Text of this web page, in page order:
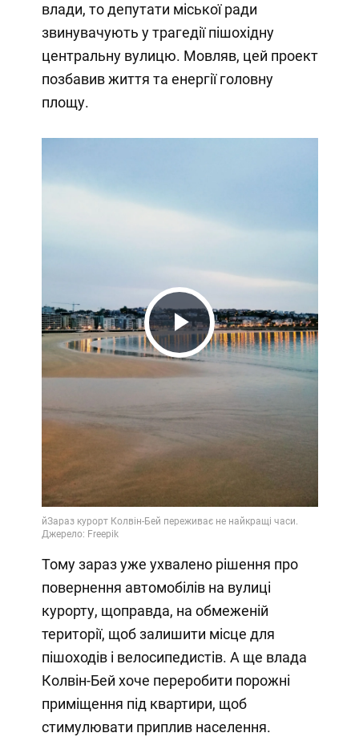
влади, то депутати міської ради
звинувачують у трагедії пішохідну
центральну вулицю. Мовляв, цей проект
позбавив життя та енергії головну
площу.
Play
Video
Тому зараз уже ухвалено рішення про
повернення автомобілів на вулиці
курорту, щоправда, на обмеженій
території, щоб залишити місце для
пішоходів і велосипедистів. А ще влада
Колвін-Бей хоче переробити порожні
приміщення під квартири, щоб
стимулювати приплив населення.